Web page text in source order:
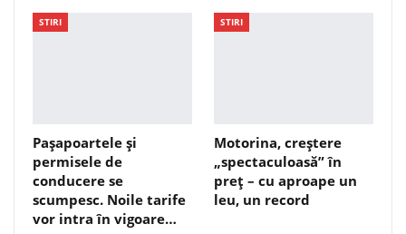
STIRI
Pașapoartele și
permisele de
conducere se
scumpesc. Noile tarife
vor intra în vigoare…
STIRI
Motorina, creștere
„spectaculoasă” în
preț – cu aproape un
leu, un record